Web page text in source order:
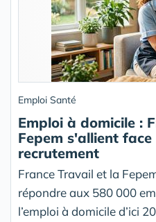
Emploi Santé
Emploi à domicile :
Fepem s'allient
recrutement
France Travail et la
répondre aux 580 000
l’emploi à domicile d’ici